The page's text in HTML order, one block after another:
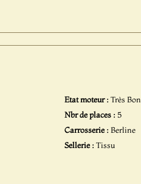
Etat moteur :Très Bon
Nbr de places : 5
Carrosserie :Berline
Sellerie :Tissu